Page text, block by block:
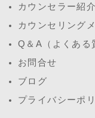
カウンセラー紹介
カウンセリング
Q＆A（よくある
お問合せ
ブログ
プライバシーポ